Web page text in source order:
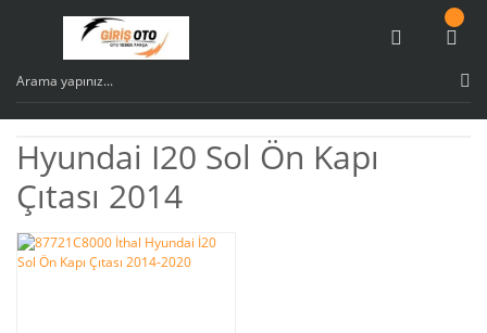
Hyundai I20 Sol Ön Kapı
Çıtası 2014